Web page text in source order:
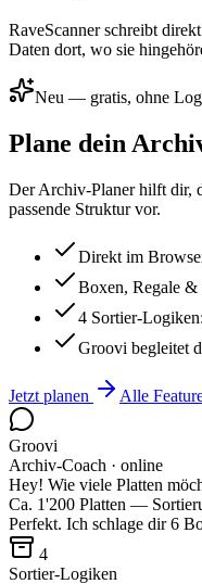
RaveScanner schreibt
Daten dort, wo sie
Neu — gratis, ohne
Plane dein
Der Archiv-Planer hilft dir,
passende Struktur vor.
Direkt im
Boxen, Regale
4 Sortier-
Groovi begleitet
Jetzt planen Alle
Groovi
Archiv-Coach · online
Hey! Wie viele Platten
Ca. 1'200 Platten —
Perfekt. Ich schlage dir 6
4
Sortier-Logiken